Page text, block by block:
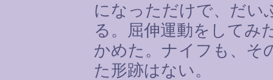
になっただけで、だい
る。屈伸運動をしてみ
かめた。ナイフも、そ
た形跡はない。